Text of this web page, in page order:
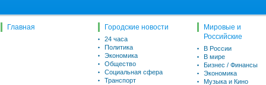
Главная Городские новости
24 часа
Политика
Экономика
Общество
Социальная сфера
Транспорт
Мировые и
Российские
В России
В мире
Бизнес / Финансы
Экономика
Музыка и Кино